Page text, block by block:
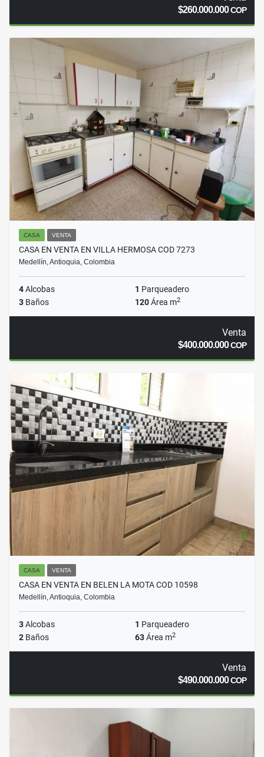
$260.000.000COP
CASA VENTA
CASA EN VENTA EN VILLA HERMOSA COD 7273
Medellín, Antioquia, Colombia
4Alcobas 1 Parqueadero
3 Baños 120Área m2
Venta
$400.000.000COP
CASA VENTA
CASA EN VENTA EN BELEN LA MOTA COD 10598
Medellín, Antioquia, Colombia
3Alcobas 1 Parqueadero
2 Baños 63Área m2
Venta
$490.000.000COP